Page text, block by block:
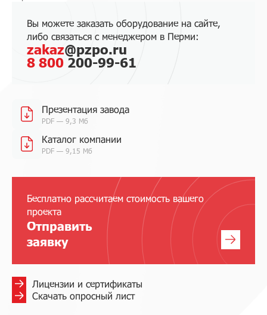
Вы можете заказать оборудование на сайте,
либо связаться с менеджером в Перми:
zakaz@pzpo.ru
8 800 200-99-61
Презентация завода
PDF — 9,3 Мб
Каталог компании
PDF — 9,15 Мб
Бесплатно рассчитаем стоимость вашего
проекта
Отправить
заявку
Лицензии и сертификаты
Скачать опросный лист